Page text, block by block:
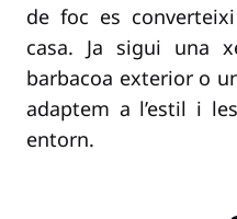
de foc es
casa. Ja sigui una
barbacoa exterior o
adaptem a l’estil i
entorn.